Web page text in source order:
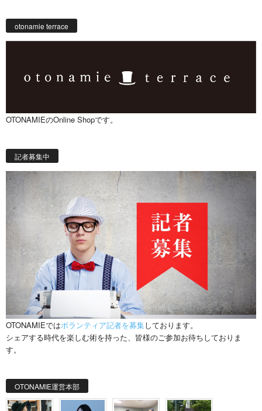
otonamie terrace
OTONAMIEのOnline Shopです。
記者募集中
OTONAMIEではボランティア記者を募集しております。
シェアする時代を楽しむ術を持った、皆様のご参加お待ちしておりま
す。
OTONAMIE運営本部